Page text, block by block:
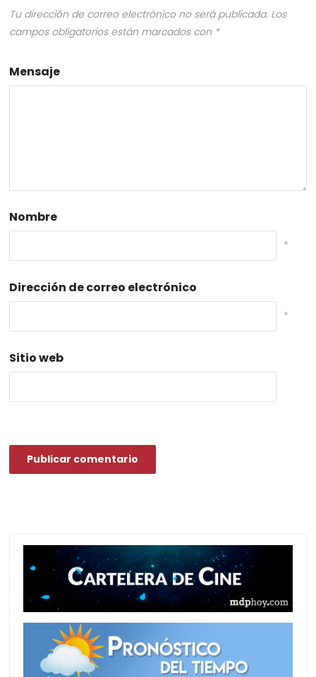
Tu dirección de correo electrónico no será publicada. Los
campos obligatorios están marcados con *
Mensaje
Nombre
*
Dirección de correo electrónico
*
Sitio web